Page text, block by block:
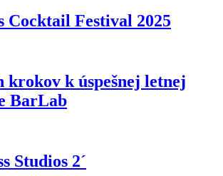
Cocktail Festival 2025
krokov k úspešnej letnej
BarLab
Studios 2´